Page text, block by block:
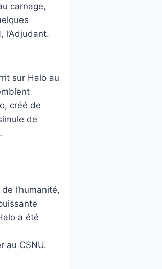
carnage,
l’Adjudant.
sur Halo au
créé de
de
l’humanité,
a été
au CSNU.